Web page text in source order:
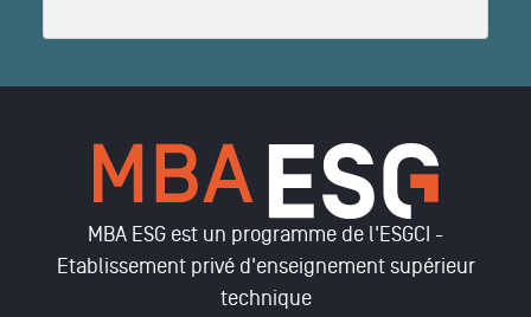
MBA ESG est un programme de l'ESGCI -
Etablissement privé d'enseignement supérieur
technique